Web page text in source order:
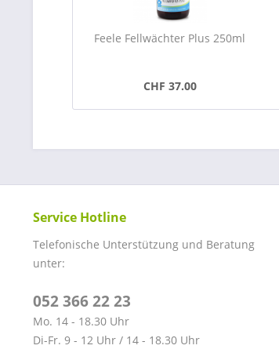
Feele Fellwächter Plus 250ml
CHF 37.00
Service Hotline
Telefonische Unterstützung und Beratung
unter:
052 366 22 23
Mo. 14 - 18.30 Uhr
Di-Fr. 9 - 12 Uhr / 14 - 18.30 Uhr